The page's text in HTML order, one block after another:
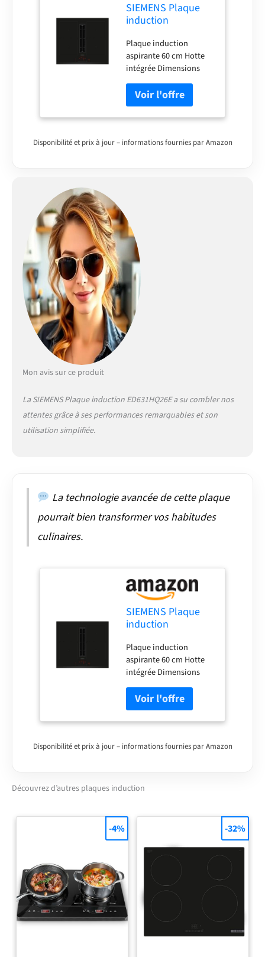
SIEMENS Plaque
induction
IQ500, 60 cm,
CombiZone, Slider
Plaque induction
aspirante 60 cm Hotte
intégrée Dimensions
59,2 x 52,2 cm recyclage
plug & play Evacuation
ou recyclage
Disponibilité et prix à jour – informations fournies par Amazon
Mon avis sur ce produit
La SIEMENS Plaque induction ED631HQ26E a su combler nos
attentes grâce à ses performances remarquables et son
utilisation simplifiée.
La technologie avancée de cette plaque
pourrait bien transformer vos habitudes
culinaires.
SIEMENS Plaque
induction
IQ500, 60 cm,
CombiZone, Slider
Plaque induction
aspirante 60 cm Hotte
intégrée Dimensions
59,2 x 52,2 cm recyclage
plug & play Evacuation
ou recyclage
Disponibilité et prix à jour – informations fournies par Amazon
Découvrez d’autres plaques induction
-4% -32%